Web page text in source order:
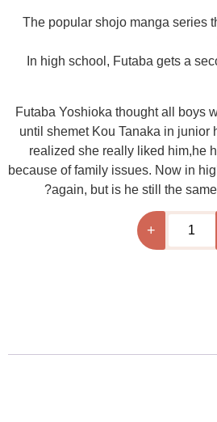
The popular shojo
In high school,
Futaba Yoshioka
until shemet Kou
realized she really
because of family
again, but is he